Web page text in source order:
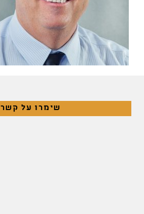
שימרו על קשר